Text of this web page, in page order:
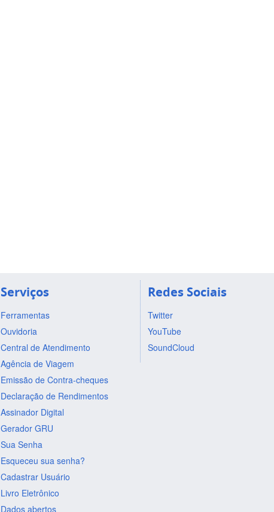
Serviços
Ferramentas
Ouvidoria
Central de Atendimento
Agência de Viagem
Emissão de Contra-cheques
Declaração de Rendimentos
Assinador Digital
Gerador GRU
Sua Senha
Esqueceu sua senha?
Cadastrar Usuário
Livro Eletrônico
Dados abertos
Redes Sociais
Twitter
YouTube
SoundCloud